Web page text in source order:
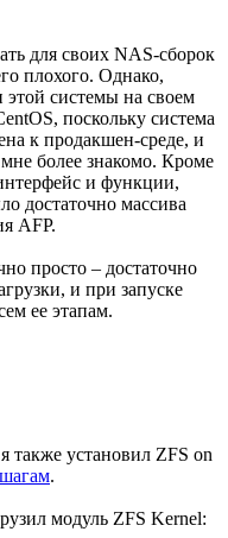
для своих NAS-сборок
плохого. Однако,
этой системы на своем
поскольку система
к продакшен-среде, и
более знакомо. Кроме
и функции,
достаточно массива
AFP.
просто – достаточно
и при запуске
ее этапам.
также установил ZFS on
.
модуль ZFS Kernel: